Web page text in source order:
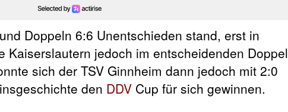
Doppeln 6:6 Unentschieden stand, erst in
jedoch im entscheidenden Doppel
sich der TSV Ginnheim dann jedoch mit 2:0
den DDV Cup für sich gewinnen.